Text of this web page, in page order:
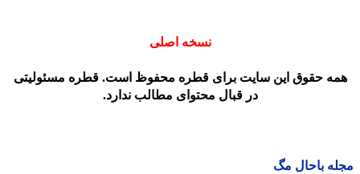
نسخه اصلی
حقوق این سایت برای قطره محفوظ است. قطره مسئولیتی
در قبال محتوای مطالب ندارد.
باحال مگ